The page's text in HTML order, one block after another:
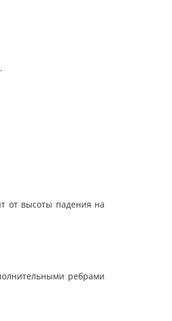
от высоты падения на
ребрами